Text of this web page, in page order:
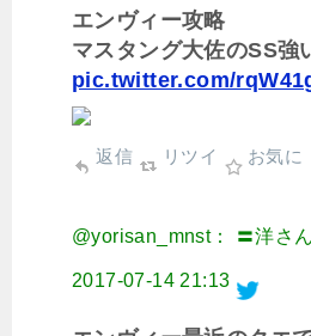
エンヴィー攻略
マスタング大佐のSS強
pic.twitter.com/
返信 リツイ お気に
@yorisan_mnst： 〓洋さ
2017-07-14 21:13